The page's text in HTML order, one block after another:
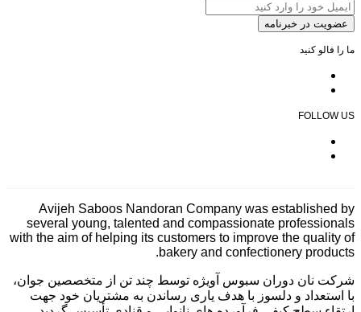
عضویت در خبرنامه
ما را فالو کنید
FOLLOW US
Avijeh Saboos Nandoran Company was established by
several young, talented and compassionate professionals
with the aim of helping its customers to improve the quality of
bakery and confectionery products.
شرکت نان دوران سبوس آویژه توسط چند تن از متخصصین جوان،
با استعداد و دلسوز با هدف یاری رساندن به مشتریان خود جهت